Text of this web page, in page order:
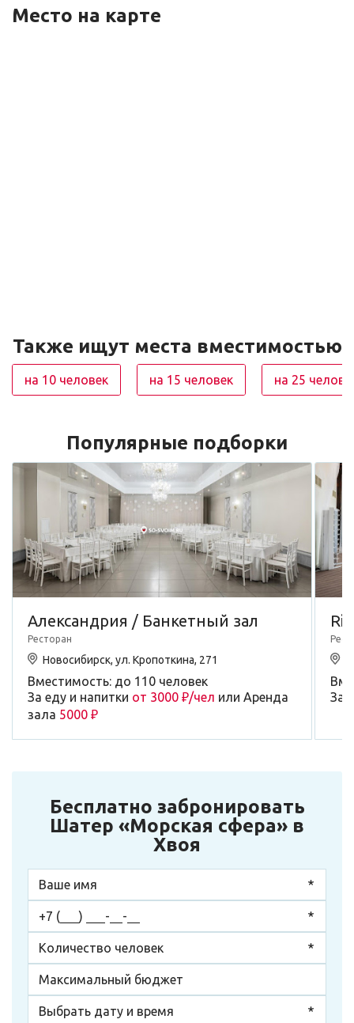
Место на карте
Также ищут места вместимостью
на 10 человек на 15 человек на 25
Популярные подборки
Александрия / Банкетный зал
Ресторан
Новосибирск, ул. Кропоткина, 271
Вместимость: до 110 человек
За еду и напитки от 3000 ₽/чел или Аренда
зала 5000 ₽
За
Бесплатно забронировать
Шатер «Морская сфера» в
Хвоя